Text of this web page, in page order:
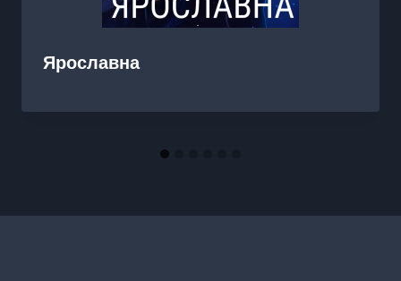
Ярославна